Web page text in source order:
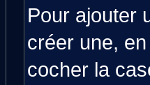
Pour ajouter
créer une,
cocher la